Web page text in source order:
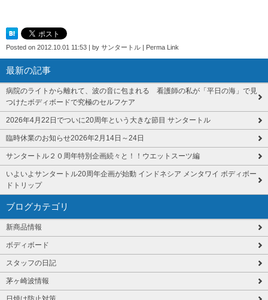
Posted on 2012.10.01 11:53 | by サンタートル | Perma Link
最新の記事
病院のライトから離れて、波の音に包まれる 看護師の私が「平日の海」で見
つけたボディボードで究極のセルフケア
2026年4月22日でついに20周年という大きな節目 サンタートル
臨時休業のお知らせ2026年2月14日～24日
サンタートル２０周年特別企画続々と！！ウエットスーツ編
いよいよサンタートル20周年企画が始動 インドネシア メンタワイ ボディボー
ドトリップ
ブログカテゴリ
新商品情報
ボディボード
スタッフの日記
茅ヶ崎波情報